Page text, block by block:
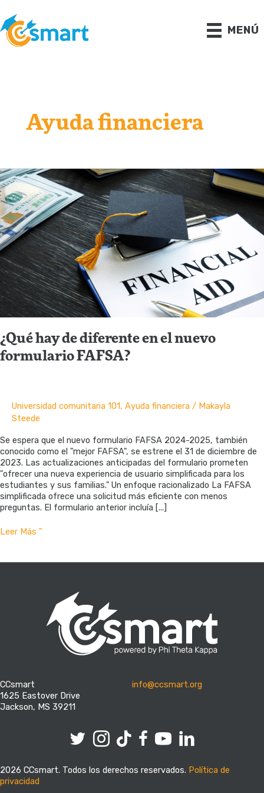
contenido
MENÚ
Ayuda financiera
¿Qué hay de diferente en el nuevo
formulario FAFSA?
Universidad comunitaria 101, Ayuda financiera / Makayla
Steede
Se espera que el nuevo formulario FAFSA 2024-2025, también
conocido como el "mejor FAFSA", se estrene el 31 de diciembre de
2023. Las actualizaciones anticipadas del formulario prometen
"ofrecer una nueva experiencia de usuario simplificada para los
estudiantes y sus familias." Un enfoque racionalizado La FAFSA
simplificada ofrece una solicitud más eficiente con menos
preguntas. El formulario anterior incluía [...]
¿Qué
diferente
Leer Más "
CCsmart
1625 Eastover Drive
Jackson, MS 39211
info@ccsmart.org
TwitterInstagram FacebookYouTubeLinkedin
2026 CCsmart. Todos los derechos reservados. Política de
privacidad